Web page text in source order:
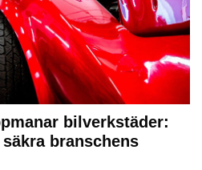
bilverkstäder:
branschens